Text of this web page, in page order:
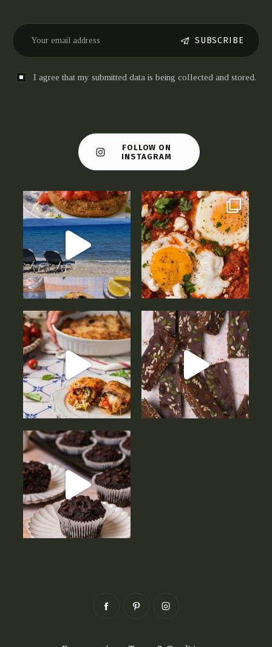
SUBSCRIBE
I agree that my submitted data is being collected and stored.
FOLLOW ON
INSTAGRAM